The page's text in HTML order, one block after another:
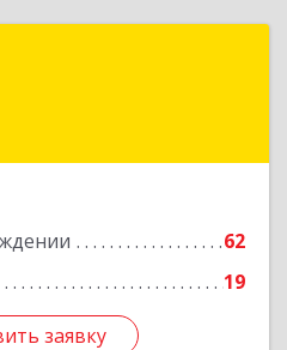
62
19
заявку
Глазов г, Сибирская
заявку